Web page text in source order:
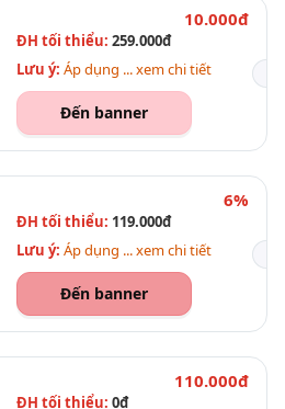
10.000đ
ĐH tối thiểu: 259.000đ
Lưu ý: Áp dụng ... xem chi tiết
Đến banner
6%
ĐH tối thiểu: 119.000đ
Lưu ý: Áp dụng ... xem chi tiết
Đến banner
110.000đ
ĐH tối thiểu: 0đ